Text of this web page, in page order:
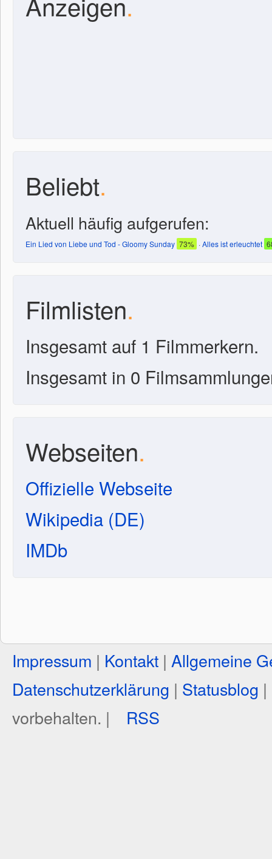
Beliebt.
Aktuell häufig aufgerufen:
Ein Lied von Liebe und Tod - Gloomy Sunday 73% ·Alles ist erleuchtet
Filmlisten.
Insgesamt auf 1 Filmmerkern.
Insgesamt in 0
Webseiten.
Offizielle Webseite
Wikipedia (DE)
IMDb
Impressum | Kontakt | Allgemeine
Datenschutzerklärung | Statusblog |
vorbehalten. |
RSS